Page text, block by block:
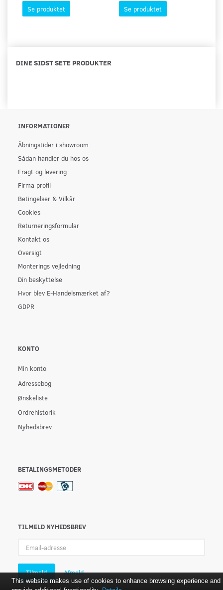
Se produktet Se produktet
DINE SIDST SETE PRODUKTER
INFORMATIONER
Åbningstider i showroom
Sådan handler du hos os
Fragt og levering
Firma profil
Betingelser & Vilkår
Cookies
Returneringsformular
Kontakt os
Oversigt
Monterings vejledning
Din beskyttelse
Hvor blev E-Handelsmærket af?
GDPR
KONTO
Min konto
Adressebog
Ønskeliste
Ordrehistorik
Nyhedsbrev
BETALINGSMETODER
TILMELD NYHEDSBREV
adresse
Tilmeld Afmeld
This website makes use of cookies to enhance browsing experience and